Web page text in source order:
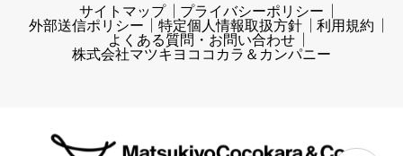
サイトマップ
プライバシーポリシー
外部送信ポリシー
特定個人情報取扱方針
利用規約
よくある質問・お問い合わせ
株式会社マツキヨココカラ＆カンパニー